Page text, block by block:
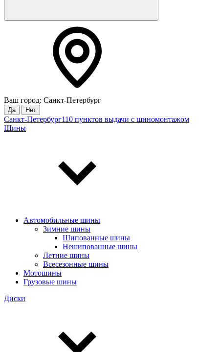
Ваш город: Санкт-Петербург
Да Нет
Санкт-Петербург110 пунктов выдачи с шиномонтажом
Шины
Автомобильные шины
Зимние шины
Шипованные шины
Нешипованные шины
Летние шины
Всесезонные шины
Мотошины
Грузовые шины
Диски